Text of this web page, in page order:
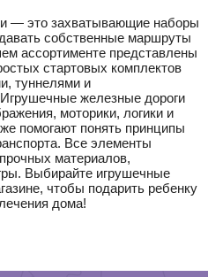
— это захватывающие наборы
собственные маршруты
ассортименте представлены
стартовых комплектов
туннелями и
железные дороги
моторики, логики и
помогают понять принципы
Все элементы
материалов,
Выбирайте игрушечные
чтобы подарить ребенку
дома!